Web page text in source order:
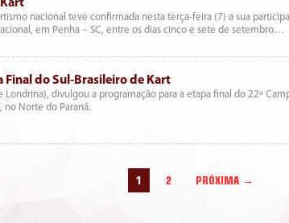
nacional teve confirmada nesta terça-feira (7) a sua
em Penha – SC, entre os dias cinco e sete de setembro…
do Sul-Brasileiro de Kart
Londrina), divulgou a programação para a etapa final do 22º
no Norte do Paraná.
1 2 PRÓXIMA →